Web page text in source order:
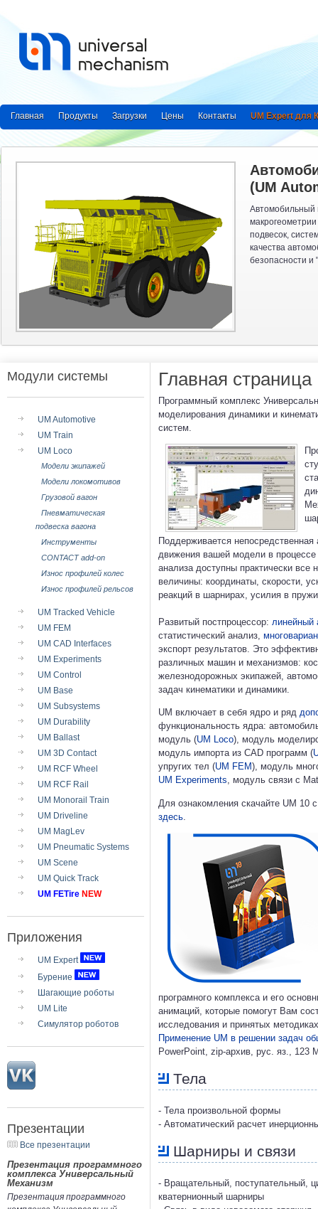
Главная Продукты Загрузки Цены Контакты UM Expert для
(UM
Автомобильный
подвесок,
качества
безопасности и
Модули системы
UM Automotive
UM Train
UM Loco
Модели экипажей
Модели локомотивов
Грузовой вагон
Пневматическая
подвеска вагона
Инструменты
CONTACT add-on
Износ профилей колес
Износ профилей рельсов
UM Tracked Vehicle
UM FEM
UM CAD Interfaces
UM Experiments
UM Control
UM Base
UM Subsystems
UM Durability
UM Ballast
UM 3D Contact
UM RCF Wheel
UM RCF Rail
UM Monorail Train
UM Driveline
UM MagLev
UM Pneumatic Systems
UM Scene
UM Quick Track
UM FETire NEW
Приложения
UM Expert
Бурение
Шагающие роботы
UM Lite
Симулятор роботов
Презентации
Все презентации
Презентация программного
комплекса Универсальный
Механизм
Презентация программного
Главная страница
Программный комплекс
моделирования динамики и
систем.
Поддерживается непосредственная
движения вашей модели в
анализа доступны практически все
величины: координаты, скорости,
реакций в шарнирах, усилия в
Развитый постпроцессор: линейный
статистический анализ,
экспорт результатов. Это
различных машин и механизмов:
железнодорожных экипажей,
задач кинематики и динамики.
UM включает в себя ядро и ряд
функциональность ядра:
модуль (UM Loco), модуль
модуль импорта из CAD программ (
упругих тел (UM FEM), модуль
UM Experiments, модуль связи с
Для ознакомления скачайте UM 10
здесь
програмного комплекса и его
анимаций, которые помогут Вам
исследования и принятых
Применение UM в решении задач
PowerPoint, zip-архив, рус. яз., 123
Тела
- Тела произвольной формы
- Автоматический расчет
Шарниры и связи
- Вращательный, поступательный,
кватернионный шарниры